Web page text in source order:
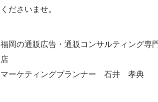
くださいませ。
福岡の通販広告・通販コンサルティング専
店 株式会社ダイ
マーケティングプランナー 石井 孝典